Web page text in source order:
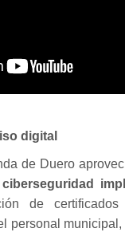
digital
de Duero
de
personal